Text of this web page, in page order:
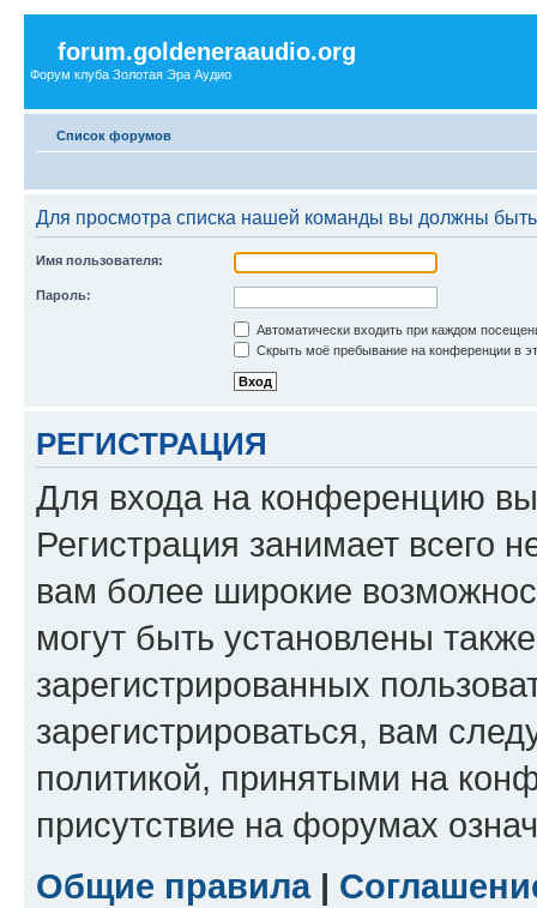
forum.goldeneraaudio.org
Форум клуба Золотая Эра Аудио
Список форумов
Для просмотра списка нашей команды вы должны
Имя пользователя:
Пароль:
Автоматически входить при каждом
Скрыть моё пребывание на конференции в
РЕГИСТРАЦИЯ
Для входа на конференцию
Регистрация занимает всего
вам более широкие
могут быть установлены
зарегистрированных
зарегистрироваться, вам
политикой, принятыми на
присутствие на форумах
Общие правила|